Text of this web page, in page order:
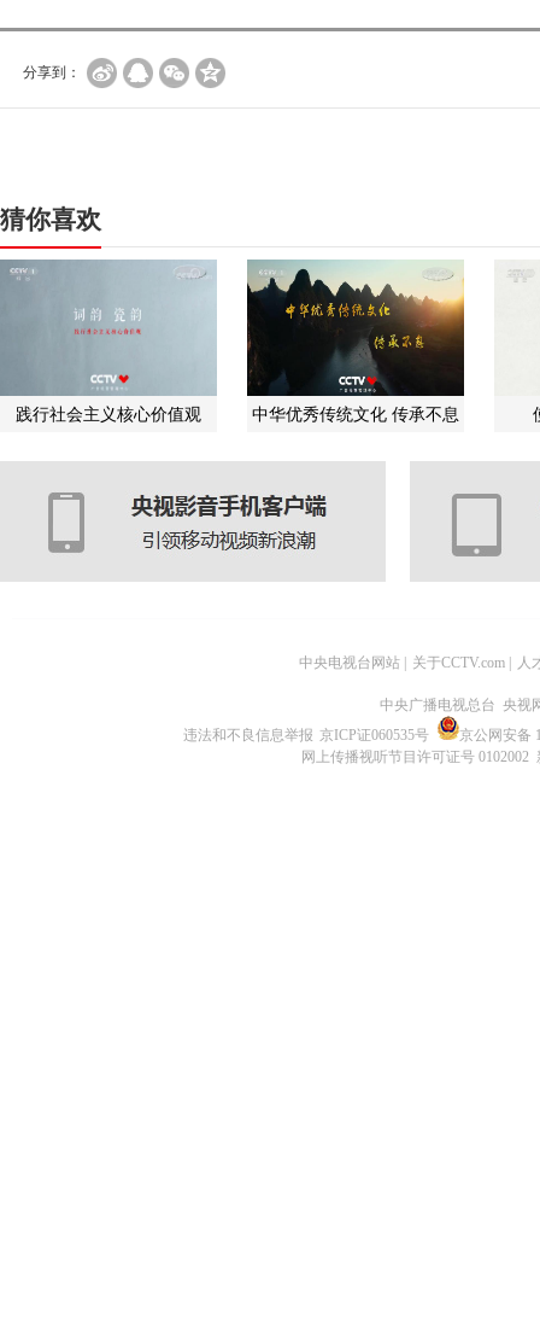
分享到：
猜你喜欢
践行社会主义核心价值观 中华优秀传统文化 传承不息
中央电视台网站 关于CCTV.com 人
中央广播电视总台 央视
违法和不良信息举报 京ICP证060535号
京公网安备
网上传播视听节目许可证号 0102002